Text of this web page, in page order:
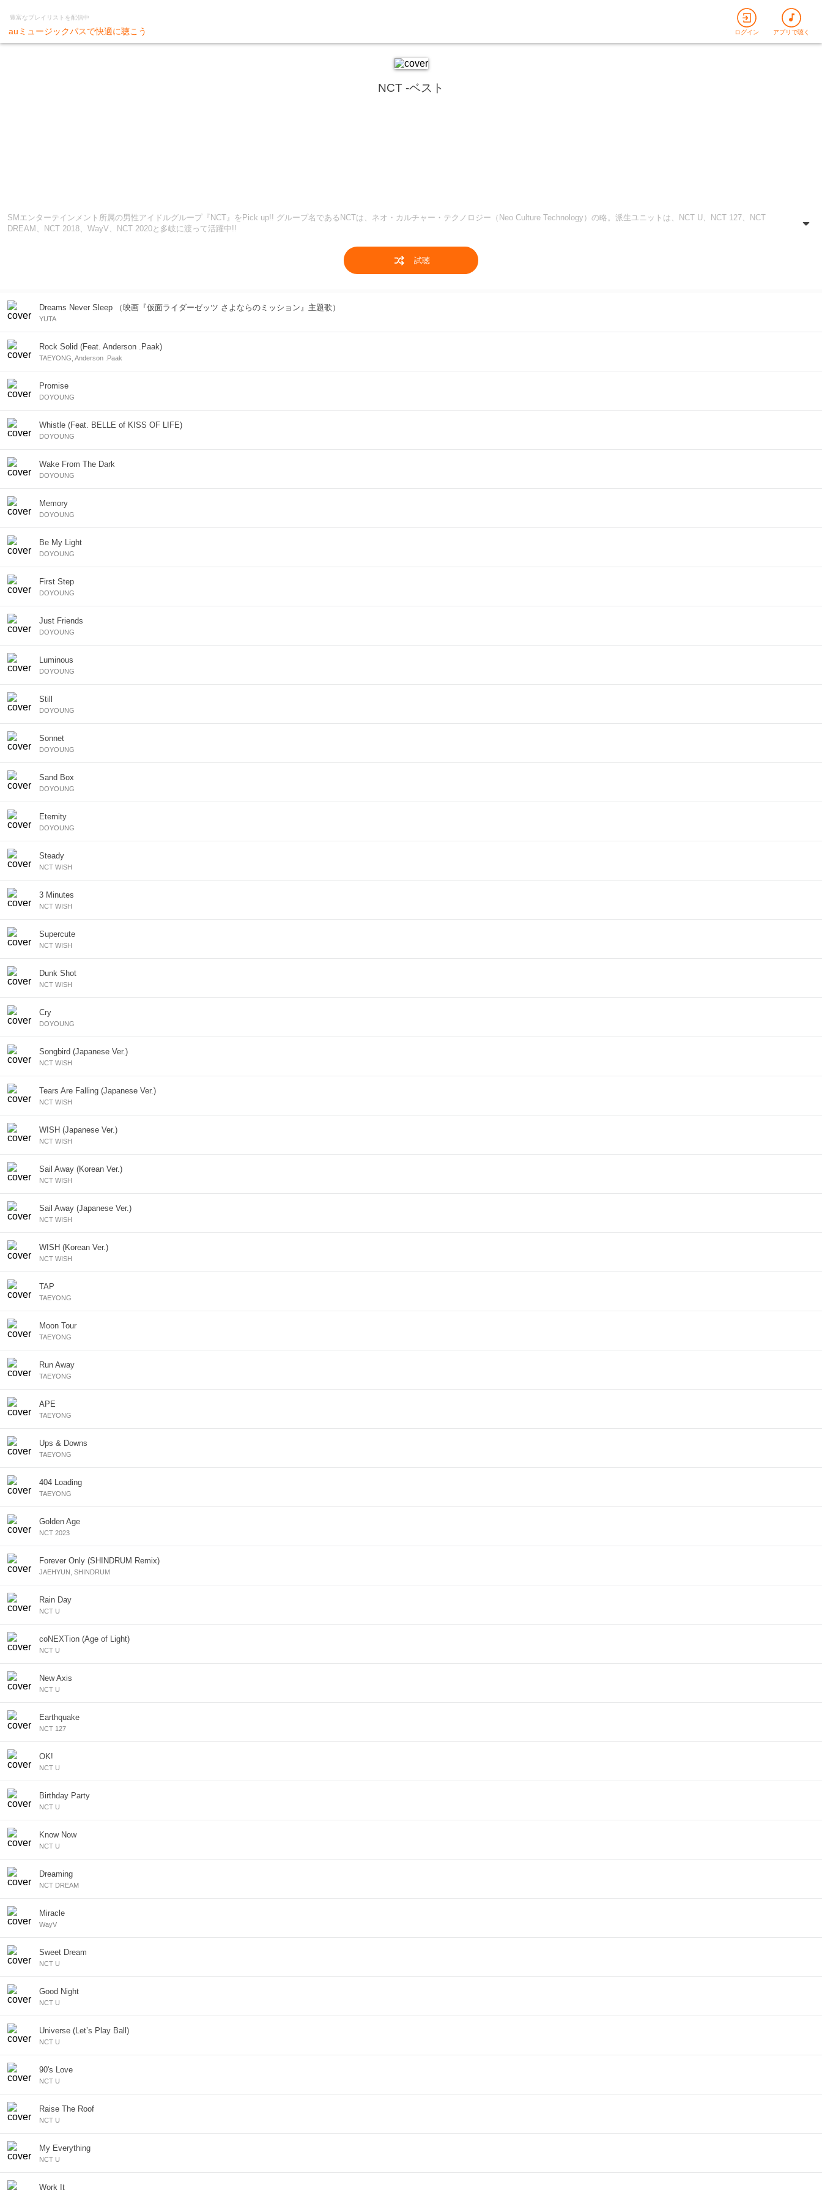
豊富なプレイリストを配信中
auミュージックパスで快適に聴こう ログイン アプリで聴く
NCT -ベスト
SMエンターテインメント所属の男性アイドルグループ『NCT』をPick up!! グループ名であるNCTは、ネオ・カルチャー・テクノロジー（Neo Culture Technology）の略。派生ユニットは、NCT U、NCT 127、NCT
DREAM、NCT 2018、WayV、NCT 2020と多岐に渡って活躍中!!
試聴
Dreams Never Sleep （映画『仮面ライダーゼッツ さよならのミッション』主題歌）
YUTA
Rock Solid (Feat. Anderson .Paak)
TAEYONG, Anderson .Paak
Promise
DOYOUNG
Whistle (Feat. BELLE of KISS OF LIFE)
DOYOUNG
Wake From The Dark
DOYOUNG
Memory
DOYOUNG
Be My Light
DOYOUNG
First Step
DOYOUNG
Just Friends
DOYOUNG
Luminous
DOYOUNG
Still
DOYOUNG
Sonnet
DOYOUNG
Sand Box
DOYOUNG
Eternity
DOYOUNG
Steady
NCT WISH
3 Minutes
NCT WISH
Supercute
NCT WISH
Dunk Shot
NCT WISH
Cry
DOYOUNG
Songbird (Japanese Ver.)
NCT WISH
Tears Are Falling (Japanese Ver.)
NCT WISH
WISH (Japanese Ver.)
NCT WISH
Sail Away (Korean Ver.)
NCT WISH
Sail Away (Japanese Ver.)
NCT WISH
WISH (Korean Ver.)
NCT WISH
TAP
TAEYONG
Moon Tour
TAEYONG
Run Away
TAEYONG
APE
TAEYONG
Ups & Downs
TAEYONG
404 Loading
TAEYONG
Golden Age
NCT 2023
Forever Only (SHINDRUM Remix)
JAEHYUN, SHINDRUM
Rain Day
NCT U
coNEXTion (Age of Light)
NCT U
New Axis
NCT U
Earthquake
NCT 127
OK!
NCT U
Birthday Party
NCT U
Know Now
NCT U
Dreaming
NCT DREAM
Miracle
WayV
Sweet Dream
NCT U
Good Night
NCT U
Universe (Let’s Play Ball)
NCT U
90's Love
NCT U
Raise The Roof
NCT U
My Everything
NCT U
Work It